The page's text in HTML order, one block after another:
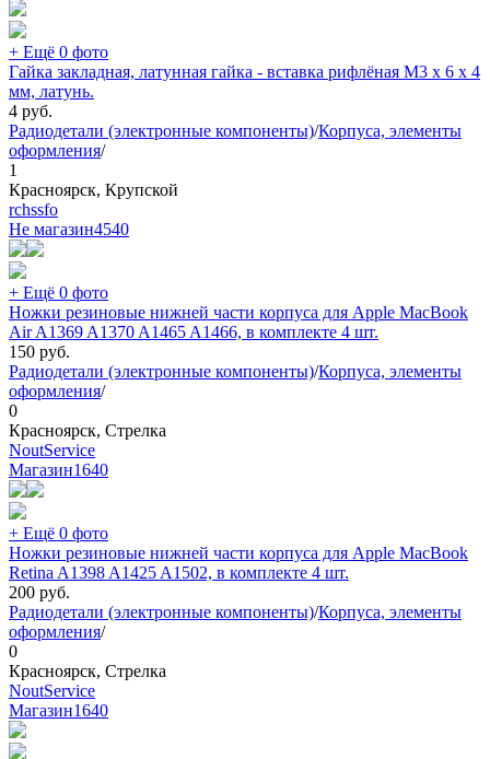
+ Ещё 0 фото
Гайка закладная, латунная гайка - вставка рифлёная М3 х 6 х 4
мм, латунь.
4 руб.
Радиодетали (электронные компоненты)/Корпуса, элементы
оформления/
1
Красноярск, Крупской
rchssfo
Не магазин4540
+ Ещё 0 фото
Ножки резиновые нижней части корпуса для Apple MacBook
Air A1369 A1370 A1465 A1466, в комплекте 4 шт.
150 руб.
Радиодетали (электронные компоненты)/Корпуса, элементы
оформления/
0
Красноярск, Стрелка
NoutService
Магазин1640
+ Ещё 0 фото
Ножки резиновые нижней части корпуса для Apple MacBook
Retina A1398 A1425 A1502, в комплекте 4 шт.
200 руб.
Радиодетали (электронные компоненты)/Корпуса, элементы
оформления/
0
Красноярск, Стрелка
NoutService
Магазин1640